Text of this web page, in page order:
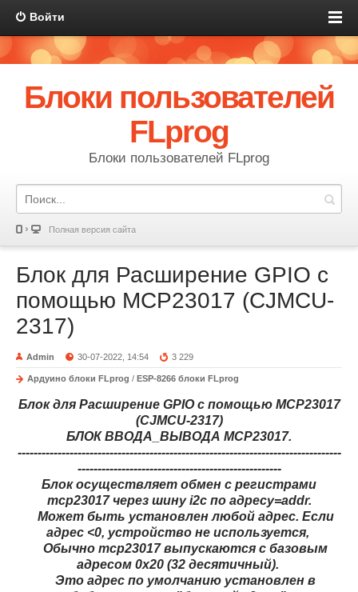
Войти
Блоки пользователей
FLprog
Блоки пользователей FLprog
Полная версия сайта
Блок для Расширение GPIO с
помощью MCP23017 (CJMCU-
2317)
Admin 30-07-2022, 14:54 3 229
Ардуино блоки FLprog / ESP-8266 блоки FLprog
Блок для Расширение GPIO с помощью MCP23017
(CJMCU-2317)
БЛОК ВВОДА_ВЫВОДА MCP23017.
---------------------------------------------------------------------------------
---------------------------------------------------
Блок осуществляет обмен с регистрами
mcp23017 через шину i2c по адресу=addr.
Может быть установлен любой адрес. Если
адрес <0, устройство не используется,
Обычно mcp23017 выпускаются с базовым
адресом 0x20 (32 десятичный).
Это адрес по умолчанию установлен в